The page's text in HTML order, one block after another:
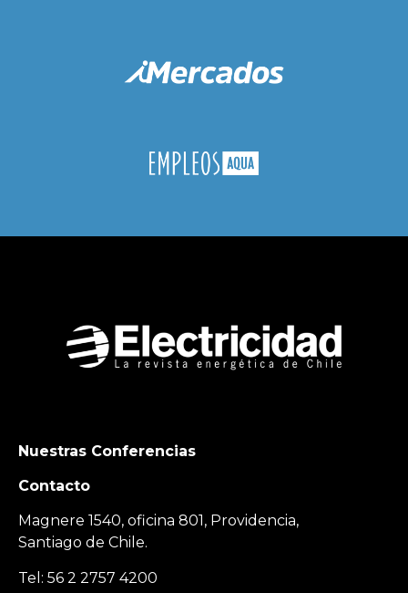
Nuestras Conferencias
Contacto
Magnere 1540, oficina 801, Providencia,
Santiago de Chile.
Tel: 56 2 2757 4200